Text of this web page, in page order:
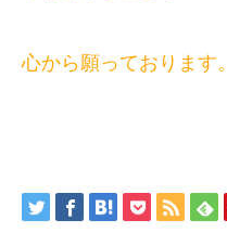
心から願っております。